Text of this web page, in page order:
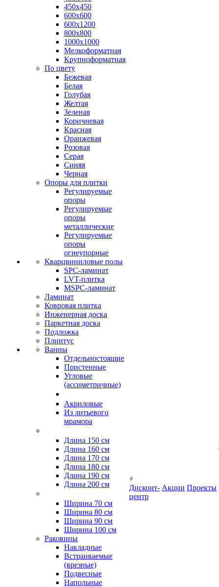
450х450
600х600
600х1200
800х800
1000х1000
Мелкоформатная
Крупноформатная
По цвету
Бежевая
Белая
Голубая
Желтая
Зеленая
Коричневая
Красная
Оранжевая
Розовая
Серая
Синяя
Черная
Опоры для плитки
Регулируемые
опоры
Регулируемые
опоры
металлические
Регулируемые
опоры
огнеупорные
Кварцвиниловые полы
SPC-ламинат
LVT-плитка
MSPC-ламинат
Ламинат
Ковровая плитка
Инженерная доска
Паркетная доска
Подложка
Плинтус
Ванны
Отдельностоящие
Пристенные
Угловые
(ассиметричные)
Акриловые
Из литьевого
мрамора
Длина 150 см
Длина 160 см
Длина 170 см
Длина 180 см
Длина 190 см
Длина 200 см
Ширина 70 см
Ширина 80 см
Ширина 90 см
Ширина 100 см
Раковины
Накладные
Встраиваемые
(врезные)
Подвесные
Напольные
Дисконт-
центр
Акции Проекты